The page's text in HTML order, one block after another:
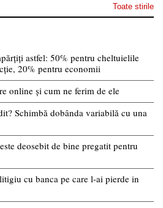
Toate stirile
astfel: 50% pentru cheltuielile
20% pentru economii
online și cum ne ferim de ele
Schimbă dobânda variabilă cu una
deosebit de bine pregatit pentru
cu banca pe care l-ai pierde in